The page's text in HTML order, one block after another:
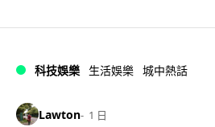
科技娛樂 生活娛樂 城中熱話
Lawton 1 日